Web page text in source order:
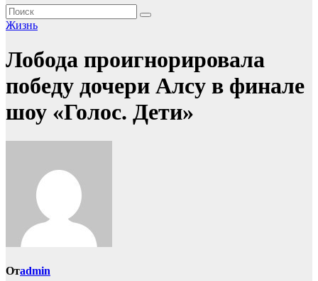
Жизнь
Лобода проигнорировала
победу дочери Алсу в финале
шоу «Голос. Дети»
Отadmin